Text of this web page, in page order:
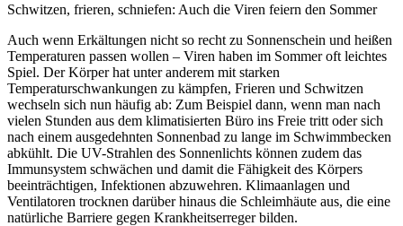
Schwitzen, frieren, schniefen: Auch die Viren feiern den Sommer
Auch wenn Erkältungen nicht so recht zu Sonnenschein und heißen
Temperaturen passen wollen – Viren haben im Sommer oft leichtes
Spiel. Der Körper hat unter anderem mit starken
Temperaturschwankungen zu kämpfen, Frieren und Schwitzen
wechseln sich nun häufig ab: Zum Beispiel dann, wenn man nach
vielen Stunden aus dem klimatisierten Büro ins Freie tritt oder sich
nach einem ausgedehnten Sonnenbad zu lange im Schwimmbecken
abkühlt. Die UV-Strahlen des Sonnenlichts können zudem das
Immunsystem schwächen und damit die Fähigkeit des Körpers
beeinträchtigen, Infektionen abzuwehren. Klimaanlagen und
Ventilatoren trocknen darüber hinaus die Schleimhäute aus, die eine
natürliche Barriere gegen Krankheitserreger bilden.